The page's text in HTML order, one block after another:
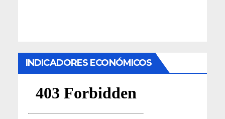
INDICADORES ECONÓMICOS